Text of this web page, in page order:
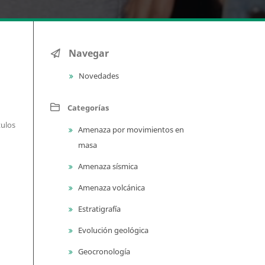
Navegar
Novedades
Categorías
Amenaza por movimientos en
masa
Amenaza sísmica
Amenaza volcánica
Estratigrafía
Evolución geológica
Geocronología